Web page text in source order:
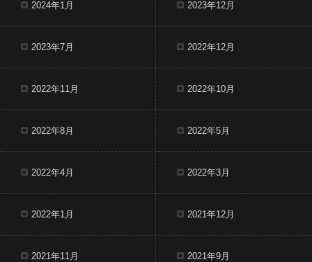
2024年1月 2023年12月
2023年7月 2022年12月
2022年11月 2022年10月
2022年8月 2022年5月
2022年4月 2022年3月
2022年1月 2021年12月
2021年11月 2021年9月